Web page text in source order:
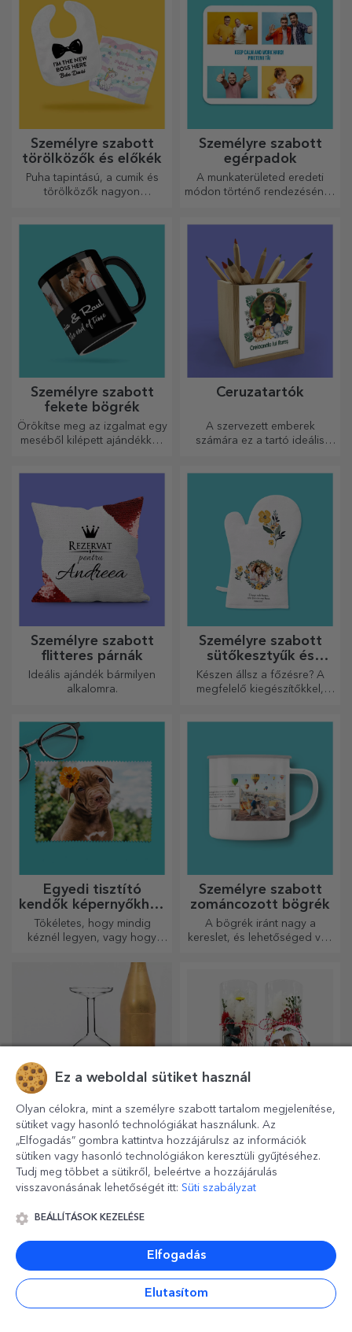
Személyre szabott
törölközők és előkék
Puha tapintású, a cumik és
törölközők nagyon
Személyre szabott
egérpadok
A munkaterületed eredeti
módon történő rendezésének
Személyre szabott
fekete bögrék
Örökítse meg az izgalmat egy
meséből kilépett ajándékkal!
megkapja őket ajándékba.
Ceruzatartók
A szervezett emberek
számára ez a tartó ideális
Személyre szabott
flitteres párnák
Ideális ajándék bármilyen
alkalomra.
Személyre szabott
sütőkesztyűk és
konyhai kiegészítők
Készen állsz a főzésre? A
megfelelő kiegészítőkkel,
Egyedi tisztító
kendők képernyőkhöz
és szemüvegekhez
Tökéletes, hogy mindig
kéznél legyen, vagy hogy
adja át szeretteinek.
Személyre szabott
zománcozott bögrék
A bögrék iránt nagy a
kereslet, és lehetőséged van
nem törnek össze.
Ajándékok, amelyek
készen állnak az
átadásra
Alapvető és praktikus
ajándékok, amelyekkel
szeretteinek! Válasszon
prémium ajándékokat gyors
szállítással, bármilyen
Személyre szabott
üveg dísztárgyak
konzervált virágokkal
Különleges virágok az
életedben lévő hölgyeknek
Ez a weboldal sütiket használ
Olyan célokra, mint a személyre szabott tartalom megjelenítése,
sütiket vagy hasonló technológiákat használunk. Az
„Elfogadás” gombra kattintva hozzájárulsz az információk
sütiken vagy hasonló technológiákon keresztüli gyűjtéséhez.
Tudj meg többet a sütikről, beleértve a hozzájárulás
visszavonásának lehetőségét itt: Süti szabályzat
BEÁLLÍTÁSOK KEZELÉSE
Elfogadás
Elutasítom